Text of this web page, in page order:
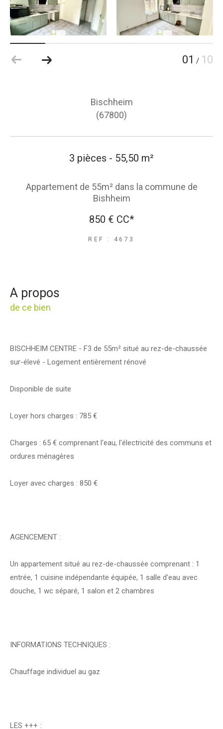
01 / 10
Bischheim
(67800)
3 pièces - 55,50 m²
Appartement de 55m² dans la commune de
Bishheim
850 € CC*
REF : 4673
a propos
de ce bien
BISCHHEIM CENTRE - F3 de 55m² situé au rez-de-chaussée
sur-élevé - Logement entièrement rénové
Disponible de suite
Loyer hors charges : 785 €
Charges : 65 € comprenant l'eau, l'électricité des communs et
ordures ménagères
Loyer avec charges : 850 €
AGENCEMENT :
Un appartement situé au rez-de-chaussée comprenant : 1
entrée, 1 cuisine indépendante équipée, 1 salle d'eau avec
douche, 1 wc séparé, 1 salon et 2 chambres
INFORMATIONS TECHNIQUES :
Chauffage individuel au gaz
LES +++ :